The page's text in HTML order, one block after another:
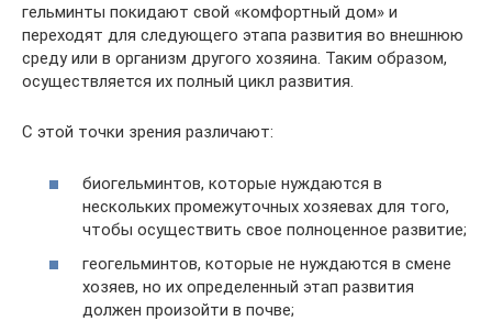
гельминты покидают свой «комфортный дом» и
переходят для следующего этапа развития во внешнюю
среду или в организм другого хозяина. Таким образом,
осуществляется их полный цикл развития.
С этой точки зрения различают:
биогельминтов, которые нуждаются в
нескольких промежуточных хозяевах для того,
чтобы осуществить свое полноценное развитие;
геогельминтов, которые не нуждаются в смене
хозяев, но их определенный этап развития
должен произойти в почве;